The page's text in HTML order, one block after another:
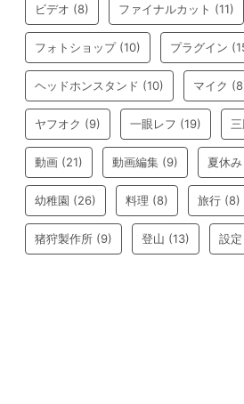
ビデオ (8) ファイナルカット (11)
フォトショップ(10) プラグイン
ヘッドホンスタンド (10) マイク
ヤフオク (9) 一眼レフ (19)
動画 (21) 動画編集 (9) 夏休み
幼稚園 (26) 料理 (8) 旅行 (8)
猪狩製作所 (9) 登山 (13) 設定